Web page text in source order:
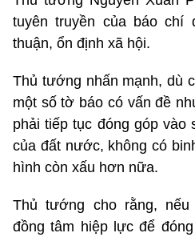
tuyên truyền của báo chí
thuận, ổn định xã hội.
Thủ tướng nhấn mạnh, dù
một số tờ báo có vấn đề
phải tiếp tục đóng góp vào
của đất nước, không có
hình còn xấu hơn nữa.
Thủ tướng cho rằng, nếu
đồng tâm hiệp lực để